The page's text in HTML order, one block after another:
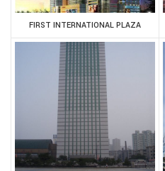
FIRST INTERNATIONAL PLAZA